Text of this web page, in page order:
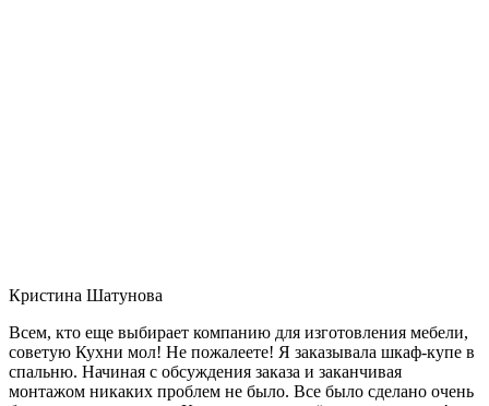
Кристина Шатунова
Всем, кто еще выбирает компанию для изготовления мебели,
советую Кухни мол! Не пожалеете! Я заказывала шкаф-купе в
спальню. Начиная с обсуждения заказа и заканчивая
монтажом никаких проблем не было. Все было сделано очень